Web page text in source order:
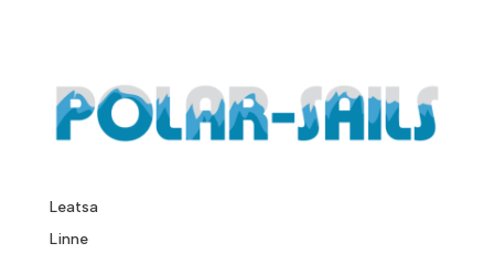
Leatsa
Linne